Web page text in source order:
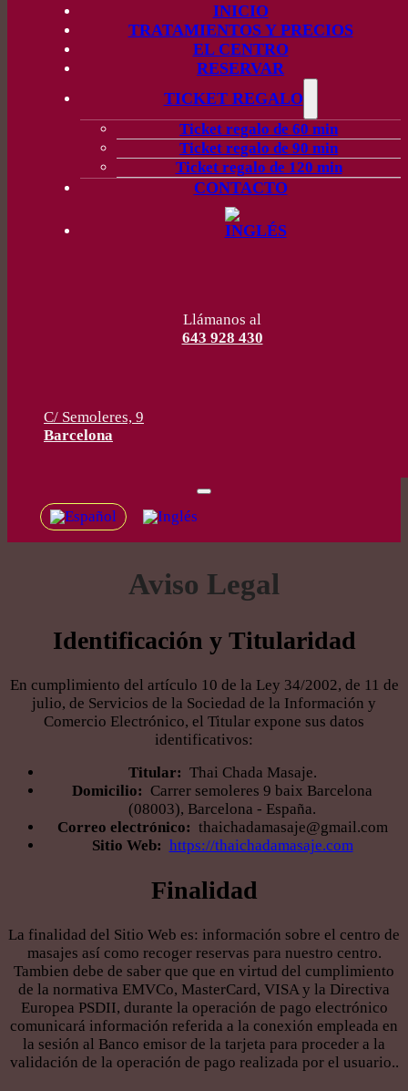
INICIO
TRATAMIENTOS Y PRECIOS
EL CENTRO
RESERVAR
TICKET REGALO
Ticket regalo de 60 min
Ticket regalo de 90 min
Ticket regalo de 120 min
CONTACTO
Llámanos al
643 928 430
C/ Semoleres, 9
Barcelona
Aviso Legal
Identificación y Titularidad
En cumplimiento del artículo 10 de la Ley 34/2002, de 11 de
julio, de Servicios de la Sociedad de la Información y
Comercio Electrónico, el Titular expone sus datos
identificativos:
Titular: Thai Chada Masaje.
Domicilio: Carrer semoleres 9 baix Barcelona
(08003), Barcelona - España.
Correo electrónico: thaichadamasaje@gmail.com
Sitio Web: https://thaichadamasaje.com
Finalidad
La finalidad del Sitio Web es: información sobre el centro de
masajes así como recoger reservas para nuestro centro.
Tambien debe de saber que que en virtud del cumplimiento
de la normativa EMVCo, MasterCard, VISA y la Directiva
Europea PSDII, durante la operación de pago electrónico
comunicará información referida a la conexión empleada en
la sesión al Banco emisor de la tarjeta para proceder a la
validación de la operación de pago realizada por el usuario..